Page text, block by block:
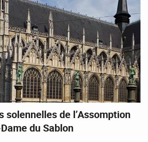
solennelles de l’Assomption
du Sablon